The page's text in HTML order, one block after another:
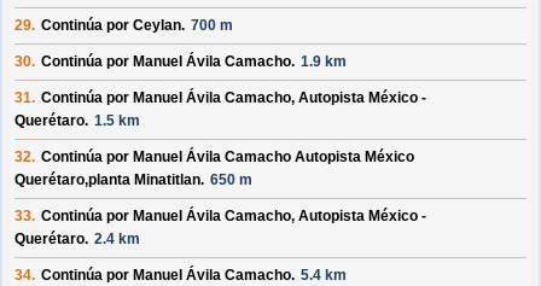
29. Continúa por Ceylan. 700 m
30. Continúa por Manuel Ávila Camacho. 1.9 km
31. Continúa por Manuel Ávila Camacho, Autopista México -
Querétaro. 1.5 km
32. Continúa por Manuel Ávila Camacho Autopista México
Querétaro,planta Minatitlan. 650 m
33. Continúa por Manuel Ávila Camacho, Autopista México -
Querétaro. 2.4 km
34. Continúa por Manuel Ávila Camacho. 5.4 km